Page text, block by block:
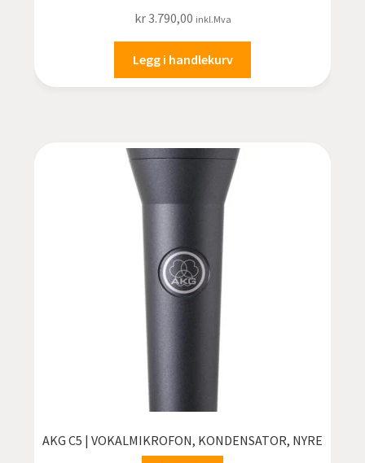
kr3.790,00 inkl.Mva
Legg i handlekurv
AKG C5 | VOKALMIKROFON, KONDENSATOR, NYRE